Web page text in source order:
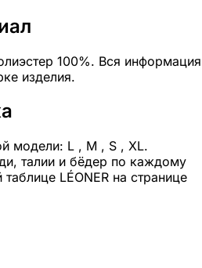
100%. Вся информация
изделия.
модели: L , M , S , XL.
талии и бёдер по каждому
LÉONER на странице